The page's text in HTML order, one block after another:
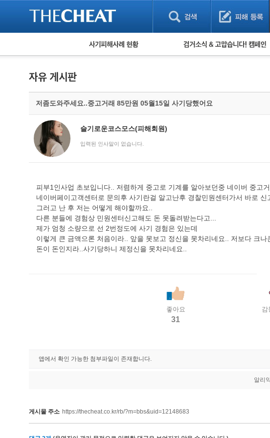
피해사례 현황
보이스피싱 피해사례
유해사이트 목록
비공개 피해사례
워킹홀리데이 피해사례
검거 소식
저좀도와주세요..중고거래 85만원 05월15일 사기당했어요
슬기로운코스모스(피해회원)
입력된 인사말이 없습니다.
피부1인사업 초보입니다.. 저렴하게 중고로 기계를 알아보던중 네이버 중고
네이버페이고객센터로 문의후 사기란걸 알고난후 경찰민원센터가서 바로 신
그러고 난 후 저는 어떻게 해야할까요..
다른 분들에 경험상 민원센터신고해도 돈 못돌려받는다고...
제가 엄청 소량으로 선 2번정도에 사기 경험은 있는데
이렇게 큰 금액으론 처음이라.. 앞을 못보고 정신을 못차리네요.. 저보다 크나
돈이 돈인지라..사기당하니 제정신을 못차리네요..
좋아요
31
감
앱에서 확인 가능한 첨부파일이 존재합니다.
알리
게시물 주소 https://thecheat.co.kr/rb/?m=bbs&uid=12148683